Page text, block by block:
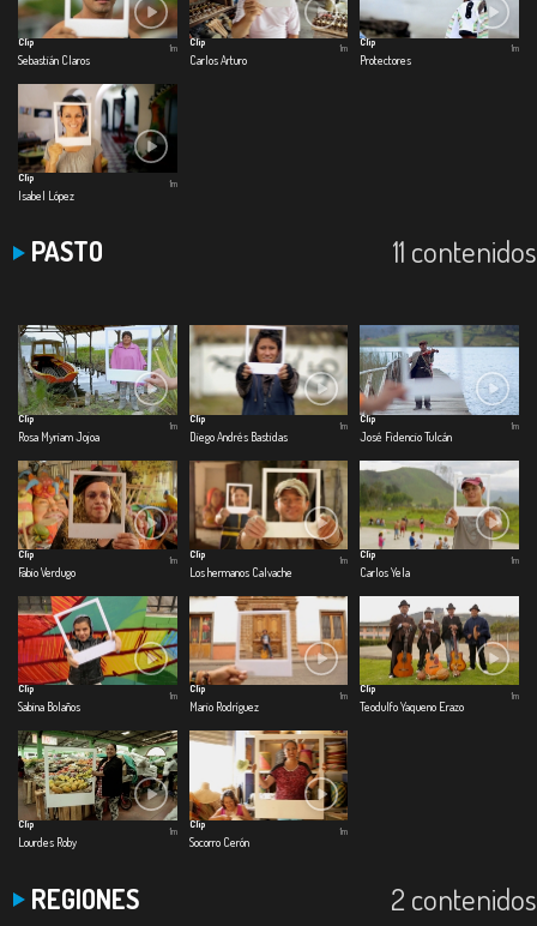
Clip
Sebastián Claros
1m
Clip
Carlos Arturo
1m
Clip
Protectores
1m
Clip
Isabel López
1m
PASTO 11 contenidos
Clip
Rosa Myriam Jojoa
1m
Clip
Diego Andrés Bastidas
1m
Clip
José Fidencio Tulcán
1m
Clip
Fabio Verdugo
1m
Clip
Los hermanos Calvache
1m
Clip
Carlos Yela
1m
Clip
Sabina Bolaños
1m
Clip
Mario Rodríguez
1m
Clip
Teodulfo Yaqueno Erazo
1m
Clip
Lourdes Roby
1m
Clip
Socorro Cerón
1m
REGIONES 2 contenidos